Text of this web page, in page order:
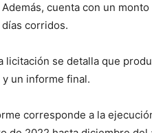
cuenta con un
corridos.
licitación se detalla que
un informe final.
corresponde a la